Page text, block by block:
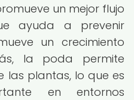
un mejor flujo
ayuda a prevenir
un crecimiento
la poda permite
plantas, lo que es
en entornos